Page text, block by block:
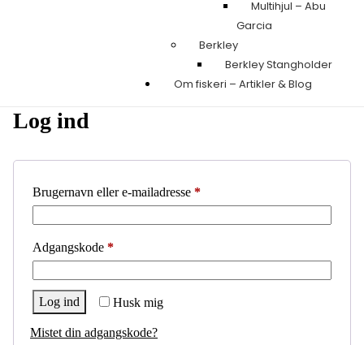
Multihjul – Abu
Garcia
Berkley
Berkley Stangholder
Om fiskeri – Artikler & Blog
Log ind
Brugernavn eller e-mailadresse *
Adgangskode *
Husk mig
Log ind
Mistet din adgangskode?